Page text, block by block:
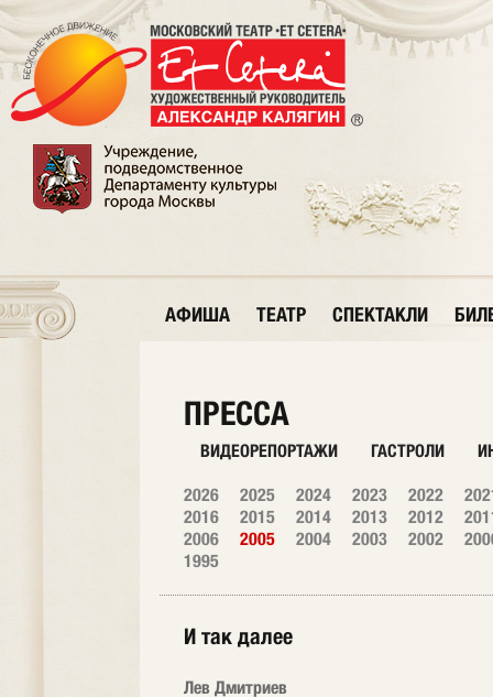
АФИША ТЕАТР СПЕКТАКЛИ
ПРЕССА
ВИДЕОРЕПОРТАЖИ ГАСТРОЛИ
2026 2025 2024 2023 2022
2016
2015 2014 2013 2012
2006
2005 2004 2003 2002
1995
И так далее
Лев Дмитриев